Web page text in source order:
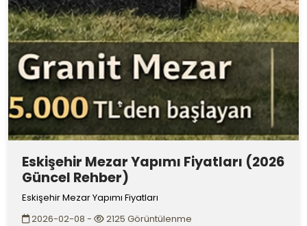
Eskişehir Mezar Yapımı Fiyatları (2026
Güncel Rehber)
Eskişehir Mezar Yapımı Fiyatları
2026-02-08 -
2125 Görüntülenme